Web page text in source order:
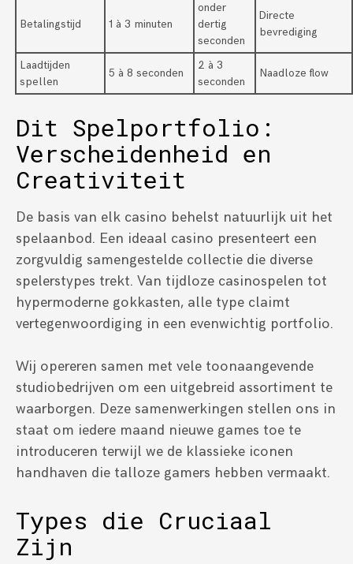
Betalingstijd 1 à 3 minuten
onder
dertig
seconden
Directe
bevrediging
Laadtijden
spellen
5 à 8 seconden
2 à 3
seconden
Naadloze flow
Dit Spelportfolio:
Verscheidenheid en
Creativiteit
De basis van elk casino behelst natuurlijk uit het
spelaanbod. Een ideaal casino presenteert een
zorgvuldig samengestelde collectie die diverse
spelerstypes trekt. Van tijdloze casinospelen tot
hypermoderne gokkasten, alle type claimt
vertegenwoordiging in een evenwichtig portfolio.
Wij opereren samen met vele toonaangevende
studiobedrijven om een uitgebreid assortiment te
waarborgen. Deze samenwerkingen stellen ons in
staat om iedere maand nieuwe games toe te
introduceren terwijl we de klassieke iconen
handhaven die talloze gamers hebben vermaakt.
Types die Cruciaal
Zijn